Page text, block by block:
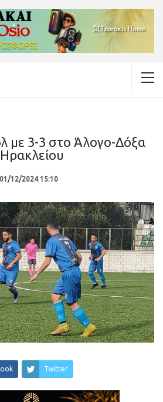
με 3-3 στο Άλογο-Δόξα
Ηρακλείου
01/12/2024 15:10
Twitter